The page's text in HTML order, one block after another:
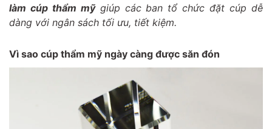
làm cúp thẩm mỹgiúp các ban tổ chức đặt cúp dễ
dàng với ngân sách tối ưu, tiết kiệm.
Vì sao cúp thẩm mỹ ngày càng được săn đón